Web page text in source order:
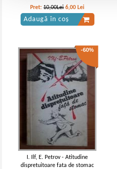
Pret:10,00Lei 6,00 Lei
Adaugă în coș
-60%
I. Ilf, E. Petrov - Atitudine
dispretuitoare fata de stomac